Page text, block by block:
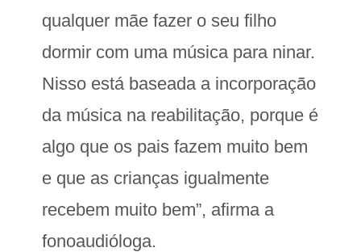
qualquer mãe fazer o seu filho
dormir com uma música para ninar.
Nisso está baseada a incorporação
da música na reabilitação, porque é
algo que os pais fazem muito bem
e que as crianças igualmente
recebem muito bem”, afirma a
fonoaudióloga.